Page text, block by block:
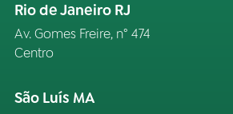
Rio de Janeiro RJ
Av. Gomes Freire, n° 474
Centro
São Luís MA